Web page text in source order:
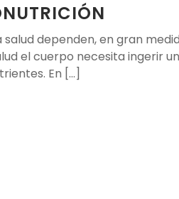
dependen, en gran
el cuerpo necesita ingerir
​En [...]